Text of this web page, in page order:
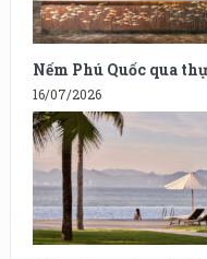
Nếm Phú Quốc qua
16/07/2026